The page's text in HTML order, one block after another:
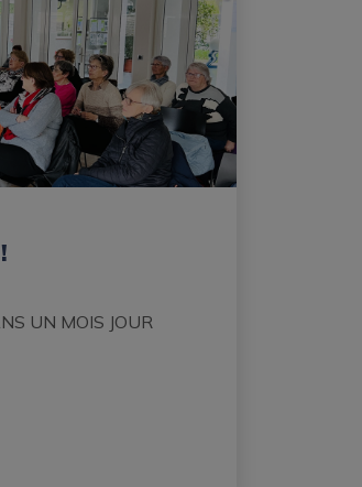
UN MOIS JOUR